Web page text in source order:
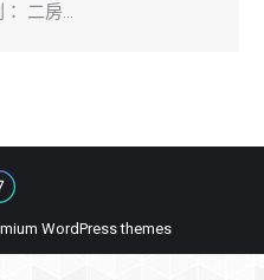
二房…
WordPress themes